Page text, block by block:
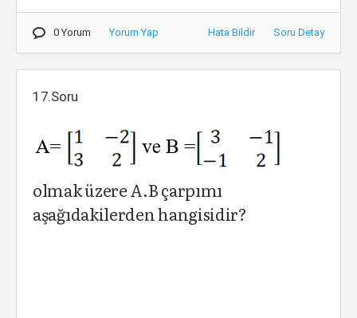
0 Yorum Yorum Yap Hata Bildir Soru Detay
17.Soru
olmak üzere A.B çarpımı
aşağıdakilerden hangisidir?